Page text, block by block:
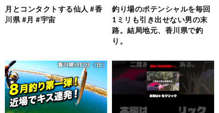
月とコンタクトする仙人 #香
川県 #月 #宇宙
釣り場のポテンシャルを毎回
1ミリも引き出せない男の末
路。結局地元、香川県で釣
り。